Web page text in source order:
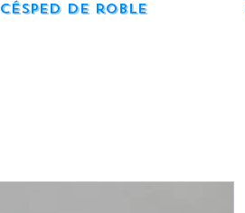
Césped de roble